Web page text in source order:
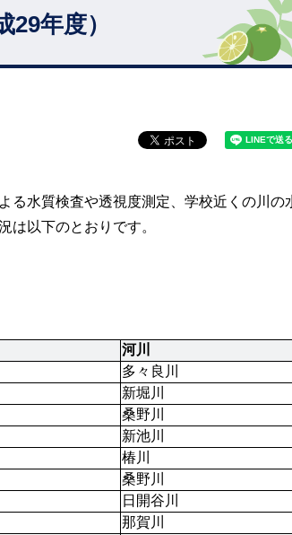
年度）
水質検査や透視度測定、学校近くの川の
は以下のとおりです。
河川
多々良川
新堀川
桑野川
新池川
椿川
桑野川
日開谷川
那賀川